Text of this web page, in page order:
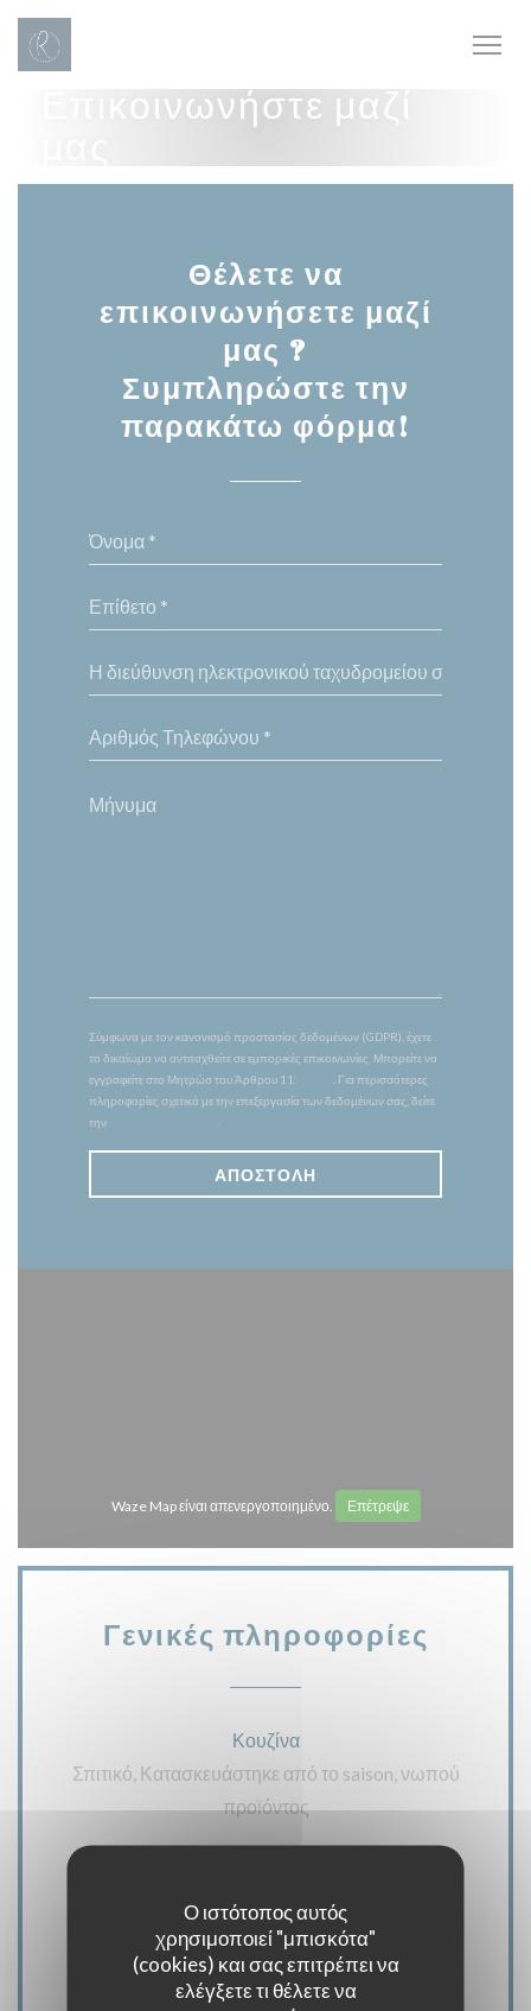
Πίνακας διαχείρισης "Μπισκότων" (Cookies)
Ο ιστότοπος αυτός
χρησιμοποιεί "μπισκότα"
(cookies) και σας επιτρέπει να
ελέγξετε τι θέλετε να
Επικοινωνήστε μαζί
Θέλετε να
επικοινωνήσετε μαζί
μας ?
Συμπληρώστε την
παρακάτω φόρμα!
Σύμφωνα με τον κανονισμό προστασίας δεδομένων (GDPR), έχετε
το δικαίωμα να αντιταχθείτε σε εμπορικές επικοινωνίες. Μπορείτε να
εγγραφείτε στο Μητρώο του Άρθρου 11:
. Για περισσότερες
πληροφορίες σχετικά με την επεξεργασία των δεδομένων σας, δείτε
την
Waze Map είναι απενεργοποιημένο. Επέτρεψε
Γενικές πληροφορίες
Κουζίνα
Σπιτικό, Κατασκευάστηκε από το saison, νωπού
προϊόντος
Bistro / Cuisine française / Terrasse, Bistrot
κομψό, Cuisine authentique et Gastro revisitée,
Bistronomy